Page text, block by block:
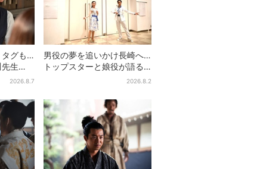
タグも…
生
「もっと
2026.8.7
男役の夢を追いかけ長崎へ…
トップスターと娘役が語る
「ハウステンボス歌劇団」
2026.8.2